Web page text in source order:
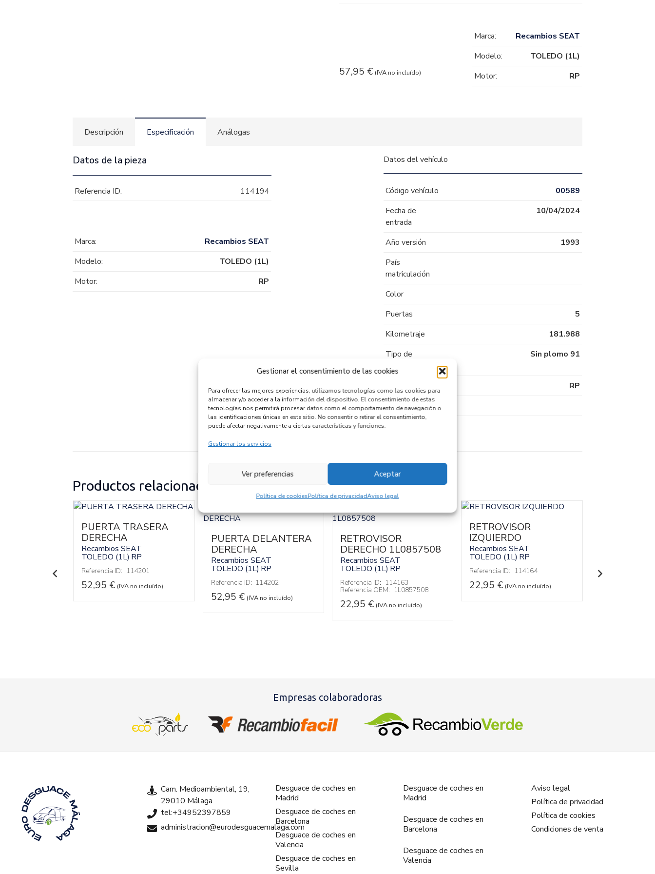
Gestionar el consentimiento de las cookies
Para ofrecer las mejores experiencias, utilizamos tecnologías como las cookies para
almacenar y/o acceder a la información del dispositivo. El consentimiento de estas
tecnologías nos permitirá procesar datos como el comportamiento de navegación o
las identificaciones únicas en este sitio. No consentir o retirar el consentimiento,
puede afectar negativamente a ciertas características y funciones.
Gestionar los servicios
Aceptar
Ver preferencias
Política de cookiesPolítica de privacidadAviso legal
57,95 € (IVA no incluído)
Marca:
Recambios SEAT
Modelo:
TOLEDO (1L)
Motor:
RP
Descripción Especificación Análogas
Datos de la pieza
Referencia ID: 114194
Marca:
Recambios SEAT
Modelo:
TOLEDO (1L)
Motor:
RP
Datos del vehículo
Código vehículo
00589
Fecha de
entrada
10/04/2024
Año versión
1993
País
matriculación
Color
Puertas
5
Kilometraje
181.988
Tipo de
combustible
Sin plomo 91
Código motor
RP
Código cambio
Productos relacionados
PUERTA TRASERA
DERECHA
Recambios SEAT
TOLEDO (1L) RP
Referencia ID: 114201
52,95 € (IVA no incluído)
PUERTA DELANTERA
DERECHA
Recambios SEAT
TOLEDO (1L) RP
Referencia ID: 114202
52,95 € (IVA no incluído)
RETROVISOR
DERECHO 1L0857508
Recambios SEAT
TOLEDO (1L) RP
Referencia ID: 114163
Referencia OEM: 1L0857508
22,95 € (IVA no incluído)
RETROVISOR
IZQUIERDO
Recambios SEAT
TOLEDO (1L) RP
Referencia ID: 114164
22,95 € (IVA no incluído)
Referencia ID:
Referencia OEM:
Empresas colaboradoras
Cam. Medioambiental, 19,
29010 Málaga
tel:+34952397859
administracion@eurodesguacemalaga.com
Desguace de coches en
Madrid
Desguace de coches en
Barcelona
Desguace de coches en
Valencia
Desguace de coches en
Sevilla
Desguace de coches en
Madrid
Desguace de coches en
Barcelona
Desguace de coches en
Valencia
Aviso legal
Política de privacidad
Política de cookies
Condiciones de venta